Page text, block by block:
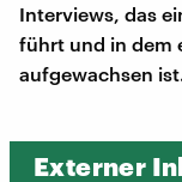
Interviews, das
führt und in dem
aufgewachsen ist.
Externer